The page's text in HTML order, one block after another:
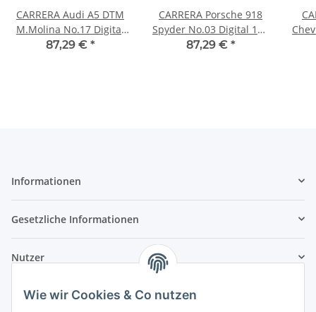
Wie wir Cookies & Co nutzen
CARRERA Audi A5 DTM
M.Molina No.17 Digital
132 Fahrzeug 20030741
87,29 € *
CARRERA Porsche 918
Spyder No.03 Digital 132
Fahrzeug 20030711
87,29 € *
Informationen
Gesetzliche Informationen
Nutzer